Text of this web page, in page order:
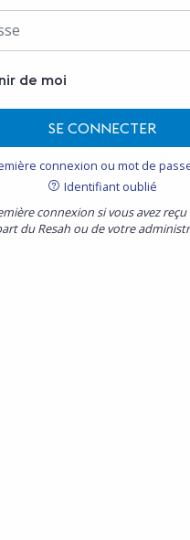
de moi
SE CONNECTER
connexion ou mot de
Identifiant oublié
connexion si vous avez
du Resah ou de votre